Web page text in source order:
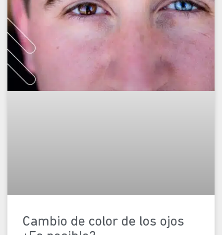
Cambio de color de los ojos